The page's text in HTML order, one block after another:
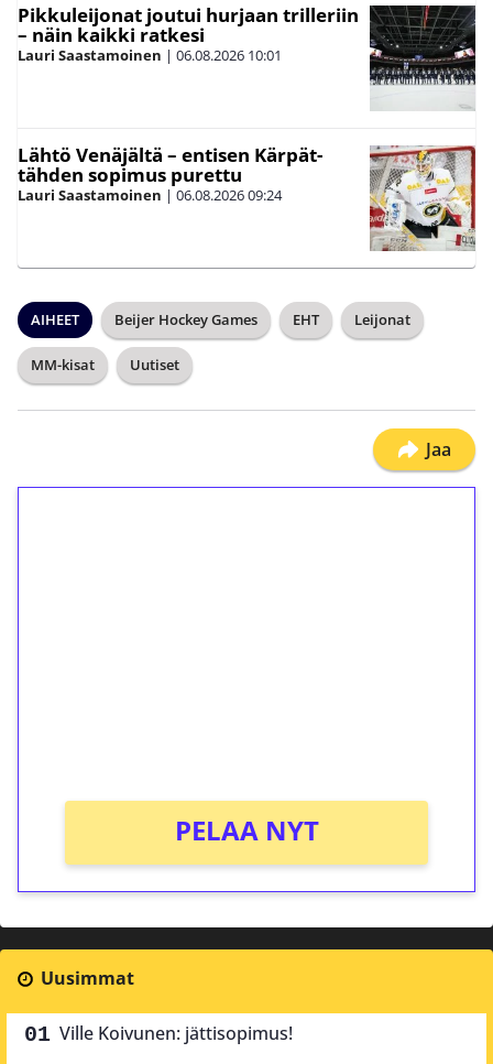
Pikkuleijonat joutui hurjaan trilleriin
– näin kaikki ratkesi
Lauri Saastamoinen | 06.08.2026 10:01
Lähtö Venäjältä – entisen Kärpät-
tähden sopimus purettu
Lauri Saastamoinen | 06.08.202609:24
AIHEET Beijer Hockey Games EHT Leijonat
MM-kisat Uutiset
Jaa
PELAA NYT
Uusimmat
Ville Koivunen: jättisopimus!